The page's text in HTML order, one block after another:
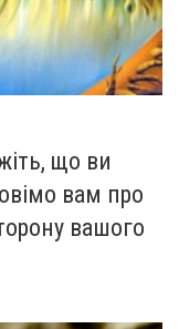
що ви
вам про
вашого